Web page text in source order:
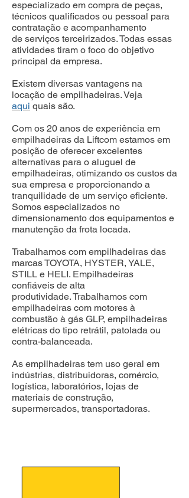
especializado em compra de peças,
técnicos qualificados ou pessoal para
contratação e acompanhamento
de serviços terceirizados. Todas essas
atividades tiram o foco do objetivo
principal da empresa.
Existem diversas vantagens na
locação de empilhadeiras. Veja
aqui quais são.
Com os 20 anos de experiência em
empilhadeiras da Liftcom estamos em
posição de oferecer excelentes
alternativas para o aluguel de
empilhadeiras, otimizando os custos da
sua empresa e proporcionando a
tranquilidade de um serviço eficiente.
Somos especializados no
dimensionamento dos equipamentos e
manutenção da frota locada.
Trabalhamos com empilhadeiras das
marcas TOYOTA, HYSTER, YALE,
STILL e HELI. Empilhadeiras
confiáveis de alta
produtividade.Trabalhamos com
empilhadeiras com motores à
combustão à gás GLP, empilhadeiras
elétricas do tipo retrátil, patolada ou
contra-balanceada.
As empilhadeiras tem uso geral em
indústrias, distribuidoras, comércio,
logística, laboratórios, lojas de
materiais de construção,
supermercados, transportadoras.